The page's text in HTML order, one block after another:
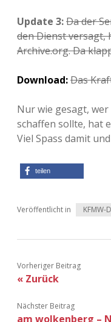
Update 3:Da der
den Dienst versagt,
Archive.org. Da
Download:Das
Nur wie gesagt,
schaffen sollte, hat
Viel Spass damit
teilen
Veröffentlicht in KFMW-
Vorheriger Beitrag
« Zurück
Nächster Beitrag
am wolkenberg –